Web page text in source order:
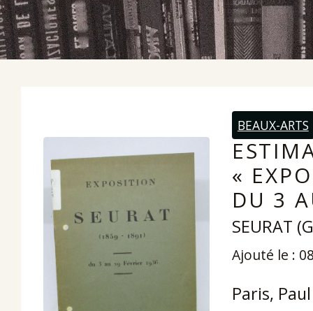
BEAUX-ARTS
«
DU 3
SEURAT
Ajouté le :
Paris,